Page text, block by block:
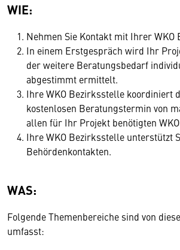
WIE:
Nehmen Sie Kontakt mit Ihrer WKO
In einem Erstgespräch wird Ihr
der weitere Beratungsbedarf
abgestimmt ermittelt.
Ihre WKO Bezirksstelle koordiniert
kostenlosen Beratungstermin von
allen für Ihr Projekt benötigten
Ihre WKO Bezirksstelle unterstützt
Behördenkontakten.
WAS:
Folgende Themenbereiche sind von
umfasst: